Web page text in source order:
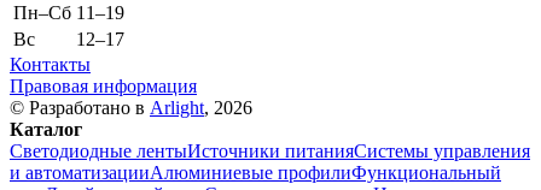
Пн–Cб 11–19
Вс
12–17
Контакты
Правовая информация
© Разработано в Arlight, 2026
Каталог
Светодиодные лентыИсточники питанияСистемы управления
и автоматизацииАлюминиевые профилиФункциональный